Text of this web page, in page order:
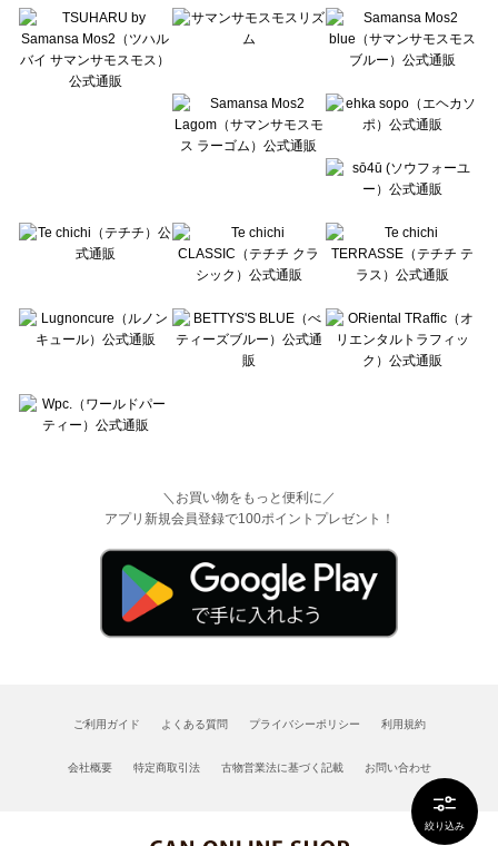
絞り込み
Lugnoncure（ルノンキュール）のトップス一覧
BETTY'S BLUE（べティーズブルー）のトップス一覧
Wpc.（ワールドパーティー）のトップス一覧
＼お買い物をもっと便利に／
アプリ新規会員登録で100ポイントプレゼント！
ご利用ガイド よくある質問 プライバシーポリシー 利用規約
会社概要 特定商取引法 古物営業法に基づく記載 お問い合わせ